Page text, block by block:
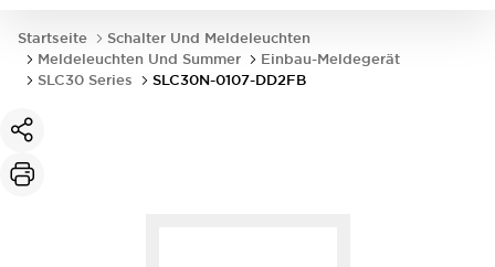
Startseite
Schalter Und Meldeleuchten
Meldeleuchten Und Summer
Einbau-Meldegerät
SLC30 Series
SLC30N-0107-DD2FB